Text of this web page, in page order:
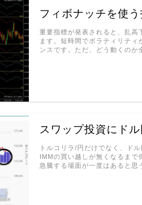
フィボナッチを使
重要指標が発表されると、乱高
ます。短時間でボラティリティ
ンスです。ただ、どう動くのか
スワップ投資にド
トルコリラ/円だけでなく、ド
IMMの買い越しが無くなるまで
急騰する場面が一度はあると思